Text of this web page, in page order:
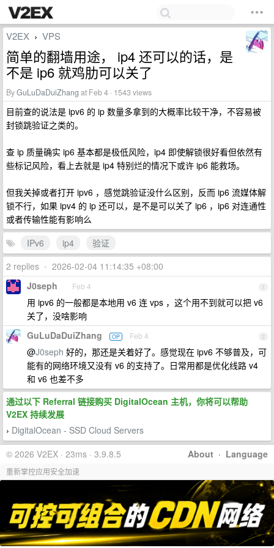
V2EX › VPS
简单的翻墙用途， ip4 还可以的话，是
不是 ip6 就鸡肋可以关了
ByGuLuDaDuiZhang at Feb 4 · 1543 views
目前查的说法是 ipv6 的 ip 数量多拿到的大概率比较干净，不容易被
封锁跳验证之类的。
查 ip 质量确实 ip6 基本都是极低风险，ip4 即使解锁很好看但依然有
些标记风险，看上去就是 ip4 特别烂的情况下或许 ip6 能救场。
但我关掉或者打开 ipv6 ，感觉跳验证没什么区别，反而 ip6 流媒体解
锁不行，如果 ipv4 的 ip 还可以，是不是可以关了 ip6 ，ip6 对连通性
或者传输性能有影响么
IPv6
ip4
验证
2 replies • 2026-02-04 11:14:35 +08:00
1
J0seph Feb 4
用 ipv6 的一般都是本地用 v6 连 vps ，这个用不到就可以把 v6
关了，没啥影响
2
GuLuDaDuiZhang OP Feb 4
@J0seph 好的，那还是关着好了。感觉现在 ipv6 不够普及，可
能有的网络环境又没有 v6 的支持了。日常用都是优化线路 v4
和 v6 也差不多
通过以下 Referral 链接购买 DigitalOcean 主机，你将可以帮助
V2EX 持续发展
› DigitalOcean - SSD Cloud Servers
About · Language
© 2026 V2EX · 23ms · 3.9.8.5
重新掌控应用安全加速